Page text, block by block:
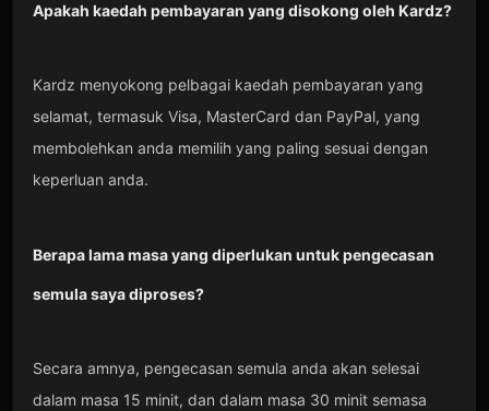
Apakah kaedah pembayaran yang disokong oleh Kardz?
Kardz menyokong pelbagai kaedah pembayaran yang
selamat, termasuk Visa, MasterCard dan PayPal, yang
membolehkan anda memilih yang paling sesuai dengan
keperluan anda.
Berapa lama masa yang diperlukan untuk pengecasan
semula saya diproses?
Secara amnya, pengecasan semula anda akan selesai
dalam masa 15 minit, dan dalam masa 30 minit semasa